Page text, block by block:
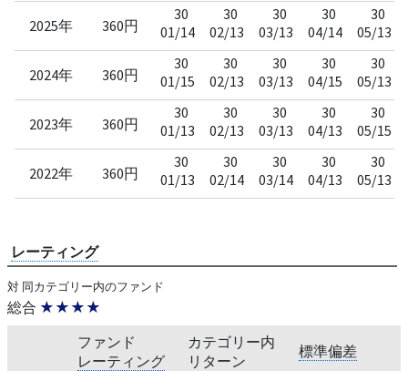
2025年 360円
30
01/14
30
02/13
30
03/13
30
04/14
30
05/13
2024年 360円
30
01/15
30
02/13
30
03/13
30
04/15
30
05/13
2023年 360円
30
01/13
30
02/13
30
03/13
30
04/13
30
05/15
2022年 360円
30
01/13
30
02/14
30
03/14
30
04/13
30
05/13
レーティング
対 同カテゴリー内のファンド
総合 ★★★★
ファンド
レーティング
カテゴリー内
リターン
標準偏差